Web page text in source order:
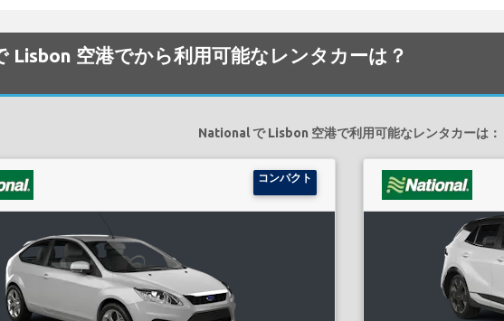
Lisbon 空港でから利用可能なレンタカーは？
National で Lisbon 空港で利用可能なレンタカーは：
コンパクト